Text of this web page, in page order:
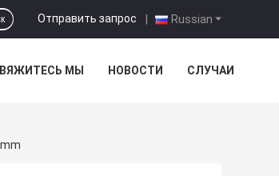
Russian
Отправить запрос |
МЫ НОВОСТИ СЛУЧАИ